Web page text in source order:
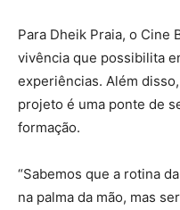
Para Dheik Praia, o Cine
vivência que possibilita
experiências. Além
projeto é uma ponte de
formação.
“Sabemos que a rotina
na palma da mão, mas